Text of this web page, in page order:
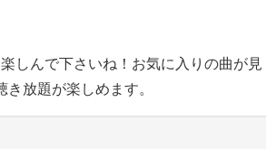
しんで下さいね！お気に入りの曲が見
き放題が楽しめます。